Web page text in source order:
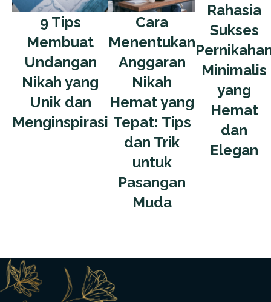
9 Tips
Membuat
Undangan
Nikah yang
Unik dan
Menginspirasi
Cara
Menentukan
Anggaran
Nikah
Hemat yang
Tepat: Tips
dan Trik
untuk
Pasangan
Muda
Rahasia
Sukses
Minimalis
yang
Hemat
dan
Elegan